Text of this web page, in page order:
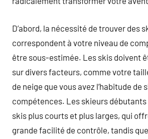
D’abord, la nécessité de trouver des
correspondent à votre niveau de
être sous-estimée. Les skis doivent
sur divers facteurs, comme votre
de neige que vous avez l’habitude de
compétences. Les skieurs
skis plus courts et plus larges, qui
grande facilité de contrôle, tandis